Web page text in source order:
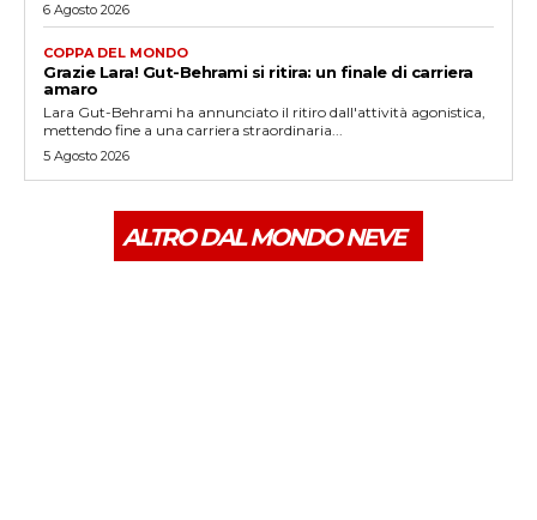
6 Agosto 2026
COPPA DEL MONDO
Grazie Lara! Gut-Behrami si ritira: un finale di carriera
amaro
Lara Gut-Behrami ha annunciato il ritiro dall'attività agonistica,
mettendo fine a una carriera straordinaria...
5 Agosto 2026
ALTRO DAL MONDO NEVE